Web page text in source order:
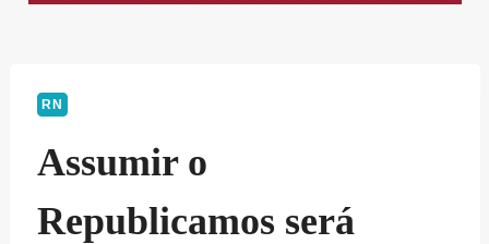
RN
Assumir o
Republicamos será